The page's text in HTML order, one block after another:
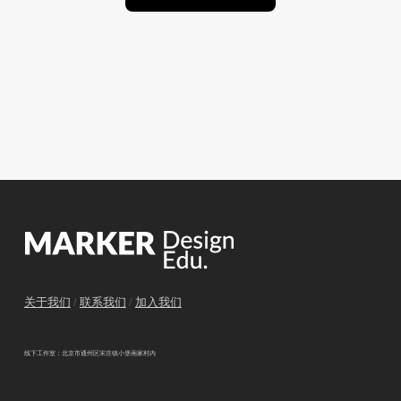
关于我们 / 联系我们 / 加入我们
线下工作室：北京市通州区宋庄镇小堡画家村内